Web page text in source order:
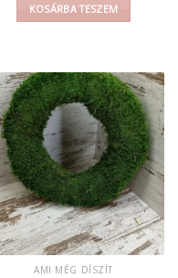
KOSÁRBA TESZEM
AMI MÉG DÍSZÍT